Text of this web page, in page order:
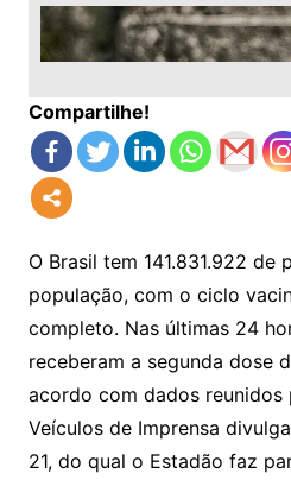
Compartilhe!
O Brasil tem 141.831.922 de
população, com o ciclo
completo. Nas últimas 24
receberam a segunda dose
acordo com dados reunidos
Veículos de Imprensa
21, do qual o Estadão faz